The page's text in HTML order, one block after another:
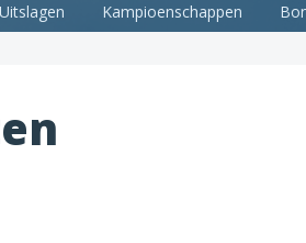
Uitslagen Kampioenschappen